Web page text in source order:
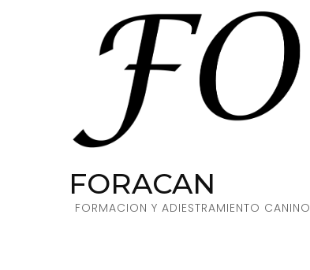
FORACAN
FORMACION Y ADIESTRAMIENTO CANINO